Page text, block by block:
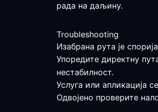
рада на даљину.
Troubleshooting
Изабрана рута је спорија
Упоредите директну
нестабилност.
Услуга или апликација
Одвојено проверите